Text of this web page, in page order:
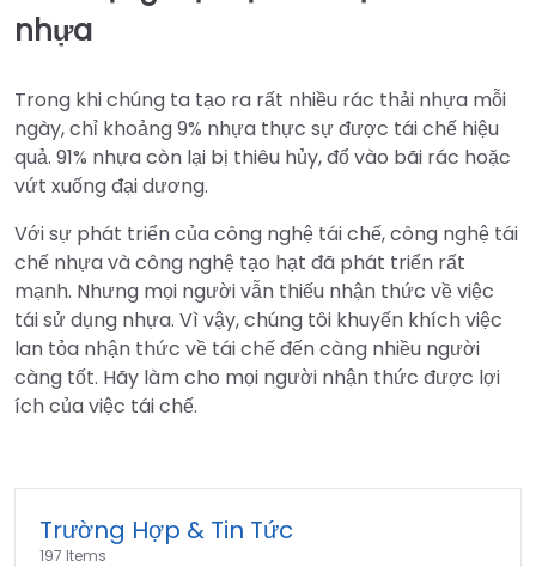
nhựa
Trong khi chúng ta tạo ra rất nhiều rác thải nhựa mỗi
ngày, chỉ khoảng 9% nhựa thực sự được tái chế hiệu
quả. 91% nhựa còn lại bị thiêu hủy, đổ vào bãi rác hoặc
vứt xuống đại dương.
Với sự phát triển của công nghệ tái chế, công nghệ tái
chế nhựa và công nghệ tạo hạt đã phát triển rất
mạnh. Nhưng mọi người vẫn thiếu nhận thức về việc
tái sử dụng nhựa. Vì vậy, chúng tôi khuyến khích việc
lan tỏa nhận thức về tái chế đến càng nhiều người
càng tốt. Hãy làm cho mọi người nhận thức được lợi
ích của việc tái chế.
Trường Hợp & Tin Tức
197 Items